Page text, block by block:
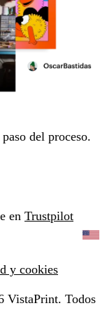
del proceso.
en Trustpilot
y cookies
VistaPrint. Todos